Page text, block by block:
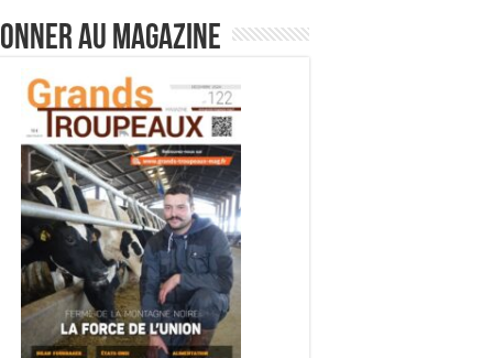
au magazine